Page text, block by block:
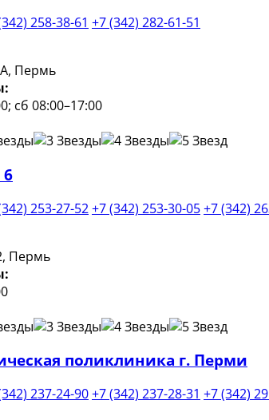
258-38-61 +7 (342) 282-61-51
Пермь
сб 08:00–17:00
253-27-52+7 (342) 253-30-05+7 (342)
Пермь
поликлиника г. Перми
237-24-90+7 (342) 237-28-31 +7 (342)